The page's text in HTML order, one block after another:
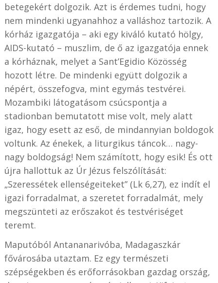
betegekért dolgozik. Azt is érdemes tudni, hogy
nem mindenki ugyanahhoz a valláshoz tartozik. A
kórház igazgatója – aki egy kiváló kutató hölgy,
AIDS-kutató – muszlim, de ő az igazgatója ennek
a kórháznak, melyet a Sant’Egidio Közösség
hozott létre. De mindenki együtt dolgozik a
népért, összefogva, mint egymás testvérei.
Mozambiki látogatásom csúcspontja a
stadionban bemutatott mise volt, mely alatt
igaz, hogy esett az eső, de mindannyian boldogok
voltunk. Az énekek, a liturgikus táncok… nagy-
nagy boldogság! Nem számított, hogy esik! És ott
újra hallottuk az Úr Jézus felszólítását:
„Szeressétek ellenségeiteket” (Lk 6,27), ez indít el
igazi forradalmat, a szeretet forradalmát, mely
megszünteti az erőszakot és testvériséget
teremt.
Maputóból Antananarivóba, Madagaszkár
fővárosába utaztam. Ez egy természeti
szépségekben és erőforrásokban gazdag ország,